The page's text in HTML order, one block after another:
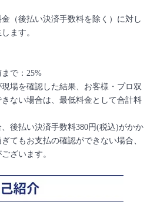
（後払い決済手数料を除く）に対し
ます。
まで：25%
場を確認した結果、お客様・プロ双
ない場合は、最低料金として合計料
後払い決済手数料380円(税込)がかか
てもお支払の確認ができない場合、
ざいます。